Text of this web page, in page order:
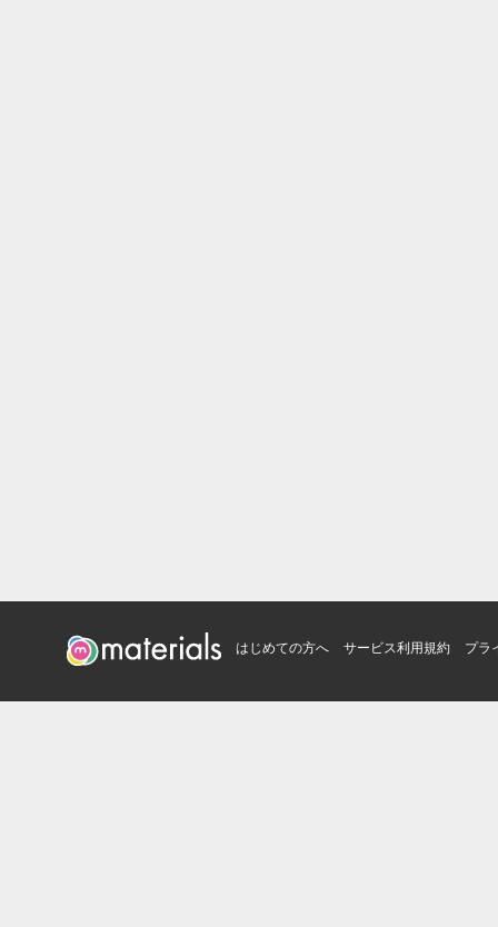
はじめての方へ サービス利用規約 プラ